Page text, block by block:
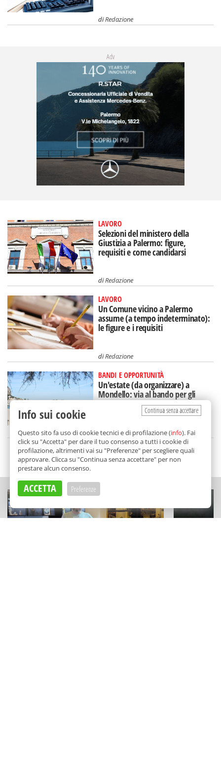
diRedazione
Adv
LAVORO
Selezioni del ministero della
Giustizia a Palermo: figure,
requisiti e come candidarsi
diRedazione
LAVORO
Un Comune vicino a Palermo
assume (a tempo indeterminato):
le figure e i requisiti
diRedazione
BANDI E OPPORTUNITÀ
Un'estate (da organizzare) a
Mondello: via al bando per gli
eventi, come fare domanda
diRedazione
SCELTO DA BALARM
Continua senza accettare
Info sui cookie
Questo sito fa uso di cookie tecnici e di profilazione (info). Fai
click su "Accetta" per dare il tuo consenso a tutti i cookie di
profilazione, altrimenti vai su "Preferenze" per scegliere quali
approvare. Clicca su "Continua senza accettare" per non
prestare alcun consenso.
ACCETTA Preferenze